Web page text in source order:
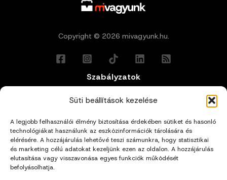
Süti beállítások kezelése
A legjobb felhasználói élmény biztosítása érdekében sütiket és hasonló
technológiákat használunk az eszközinformációk tárolására és
elérésére. A hozzájárulás lehetővé teszi számunkra, hogy statisztikai
és marketing célú adatokat kezeljünk ezen az oldalon. A hozzájárulás
elutasítása vagy visszavonása egyes funkciók működését
befolyásolhatja.
Copyright © 2026 mivagyunk.hu.
Szabályzatok
Általános Felhasználási Feltételek
Adatkezelési Tájékoztató
Impresszum